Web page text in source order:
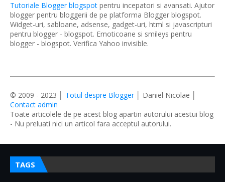
Tutoriale Blogger blogspot pentru incepatori si avansati. Ajutor
blogger pentru bloggerii de pe platforma Blogger blogspot.
Widget-uri, sabloane, adsense, gadget-uri, html si javascripturi
pentru blogger - blogspot. Emoticoane si smileys pentru
blogger - blogspot. Verifica Yahoo invisible.
© 2009 - 2023 │ Totul despre Blogger│ Daniel Nicolae │
Contact admin
Toate articolele de pe acest blog apartin autorului acestui blog
- Nu preluati nici un articol fara acceptul autorului.
TAGS